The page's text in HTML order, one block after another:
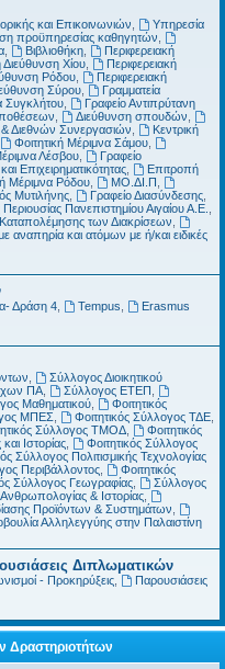
και Επικοινωνιών
Υπηρεσία
προϋπηρεσίας καθηγητών
, Βιβλιοθήκη,
Περιφερειακή
Διεύθυνση Χίου,
Περιφερειακή
Ρόδου,
Περιφερειακή
Σύρου,
Γραμματεία
Συγκλήτου,
Γραφείο Αντιπρύτανη
Διεύθυνση σπουδών
Διεθνών Συνεργασιών
Κεντρική
Φοιτητική Μέριμνα Σάμου,
Λέσβου,
Γραφείο
Επιχειρηματικότητας,
Επιτροπή
Μέριμνα Ρόδου, ΜΟ.ΔΙ.Π
Μυτιλήνης, Γραφείο Διασύνδεσης,
Περιουσίας Πανεπιστημίου Αιγαίου Α.Ε.
των Διακρίσεων
και ατόμων με ή/και ειδικές
Δράση 4, Tempus
Erasmus
Σύλλογος Διοικητικού
ΠΑ, Σύλλογος ΕΤΕΠ
Μαθηματικού,
Φοιτητικός
ΜΠΕΣ Φοιτητικός Σύλλογος ΤΔΕ,
Σύλλογος ΤΜΟΔ,
Φοιτητικός
Ιστορίας
Φοιτητικός Σύλλογος
Σύλλογος Πολιτισμικής Τεχνολογίας
Περιβάλλοντος,
Φοιτητικός
Σύλλογος Γεωγραφίας,
Σύλλογος
& Ιστορίας
Προϊόντων & Συστημάτων
Αλληλεγγύης στην Παλαιστίνη
Διπλωματικών
- Προκηρύξεις,
Παρουσιάσεις
Δραστηριοτήτων